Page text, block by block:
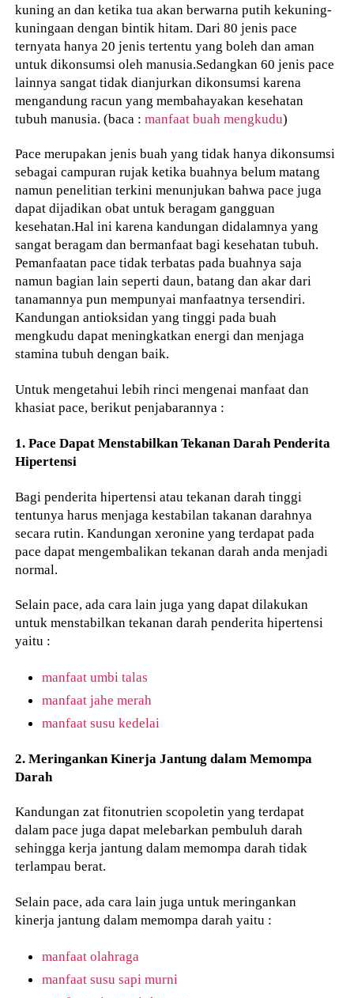
kuning an dan ketika tua akan berwarna putih kekuning-
kuningaan dengan bintik hitam. Dari 80 jenis pace
ternyata hanya 20 jenis tertentu yang boleh dan aman
untuk dikonsumsi oleh manusia.Sedangkan 60 jenis pace
lainnya sangat tidak dianjurkan dikonsumsi karena
mengandung racun yang membahayakan kesehatan
tubuh manusia. (baca :manfaat buah mengkudu)
Pace merupakan jenis buah yang tidak hanya dikonsumsi
sebagai campuran rujak ketika buahnya belum matang
namun penelitian terkini menunjukan bahwa pace juga
dapat dijadikan obat untuk beragam gangguan
kesehatan.Hal ini karena kandungan didalamnya yang
sangat beragam dan bermanfaat bagi kesehatan tubuh.
Pemanfaatan pace tidak terbatas pada buahnya saja
namun bagian lain seperti daun, batang dan akar dari
tanamannya pun mempunyai manfaatnya tersendiri.
Kandungan antioksidan yang tinggi pada buah
mengkudu dapat meningkatkan energi dan menjaga
stamina tubuh dengan baik.
Untuk mengetahui lebih rinci mengenai manfaat dan
khasiat pace, berikut penjabarannya :
1. Pace Dapat Menstabilkan Tekanan Darah Penderita
Hipertensi
Bagi penderita hipertensi atau tekanan darah tinggi
tentunya harus menjaga kestabilan takanan darahnya
secara rutin. Kandungan xeronine yang terdapat pada
pace dapat mengembalikan tekanan darah anda menjadi
normal.
Selain pace, ada cara lain juga yang dapat dilakukan
untuk menstabilkan tekanan darah penderita hipertensi
yaitu :
manfaat umbi talas
manfaat jahe merah
manfaat susu kedelai
2. Meringankan Kinerja Jantung dalam Memompa
Darah
Kandungan zat fitonutrien scopoletin yang terdapat
dalam pace juga dapat melebarkan pembuluh darah
sehingga kerja jantung dalam memompa darah tidak
terlampau berat.
Selain pace, ada cara lain juga untuk meringankan
kinerja jantung dalam memompa darah yaitu :
manfaat olahraga
manfaat susu sapi murni